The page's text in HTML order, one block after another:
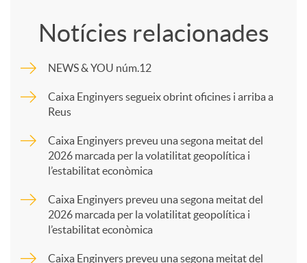
p
a
Notícies relacionades
NEWS & YOU núm.12
Caixa Enginyers segueix obrint oficines i arriba a
Reus
Caixa Enginyers preveu una segona meitat del
2026 marcada per la volatilitat geopolítica i
l’estabilitat econòmica
Caixa Enginyers preveu una segona meitat del
2026 marcada per la volatilitat geopolítica i
l’estabilitat econòmica
Caixa Enginyers preveu una segona meitat del